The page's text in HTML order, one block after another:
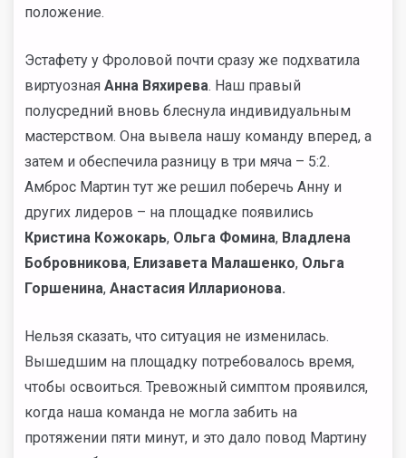
положение.
Эстафету у Фроловой почти сразу же подхватила
виртуозная Анна Вяхирева. Наш правый
полусредний вновь блеснула индивидуальным
мастерством. Она вывела нашу команду вперед, а
затем и обеспечила разницу в три мяча – 5:2.
Амброс Мартин тут же решил поберечь Анну и
других лидеров – на площадке появились
Кристина Кожокарь, Ольга Фомина, Владлена
Бобровникова, Елизавета Малашенко, Ольга
Горшенина, Анастасия Илларионова.
Нельзя сказать, что ситуация не изменилась.
Вышедшим на площадку потребовалось время,
чтобы освоиться. Тревожный симптом проявился,
когда наша команда не могла забить на
протяжении пяти минут, и это дало повод Мартину